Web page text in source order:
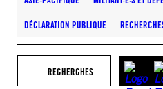
DÉCLARATION PUBLIQUE
RECHERCHES